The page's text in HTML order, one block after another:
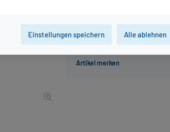
Einstellungen speichern Alle ablehnen